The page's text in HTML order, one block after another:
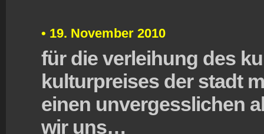
• 19. November 2010
für die verleihung des
kulturpreises der stadt
einen unvergesslichen
wir uns…